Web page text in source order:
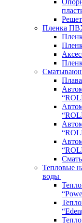
Пленка
Тепловые
воды